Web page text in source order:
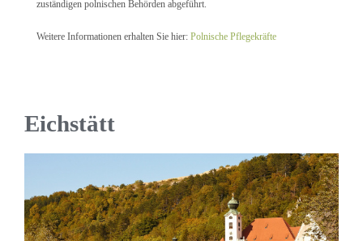
zuständigen polnischen Behörden abgeführt.
Weitere Informationen erhalten Sie hier: Polnische Pflegekräfte
Eichstätt